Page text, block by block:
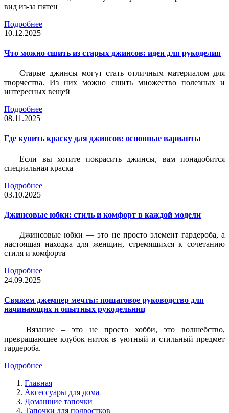
вид из-за пятен
Подробнее
10.12.2025
Что можно сшить из старых джинсов: идеи для рукоделия
Старые джинсы могут стать отличным материалом для
творчества. Из них можно сшить множество полезных и
интересных вещей
Подробнее
08.11.2025
Где купить краску для джинсов: основные варианты
Если вы хотите покрасить джинсы, вам понадобится
специальная краска
Подробнее
03.10.2025
Джинсовые юбки: стиль и комфорт в каждой модели
Джинсовые юбки — это не просто элемент гардероба, а
настоящая находка для женщин, стремящихся к сочетанию
стиля и комфорта
Подробнее
24.09.2025
Свяжем джемпер мечты: пошаговое руководство для
начинающих и опытных рукодельниц
Вязание – это не просто хобби, это волшебство,
превращающее клубок ниток в уютный и стильный предмет
гардероба.
Подробнее
Главная
Аксессуары для дома
Домашние тапочки
Тапочки для подростков